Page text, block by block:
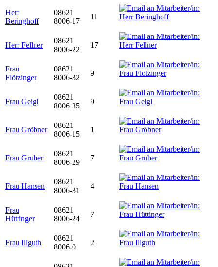
Herr
Beringhoff
08621
8006-17
11
Herr Fellner
08621
8006-22
17
Frau
Flötzinger
08621
8006-32
9
Frau Geigl
08621
8006-35
9
Frau Gröbner
08621
8006-15
1
Frau Gruber
08621
8006-29
7
Frau Hansen
08621
8006-31
4
Frau
Hüttinger
08621
8006-24
7
Frau Illguth
08621
8006-0
2